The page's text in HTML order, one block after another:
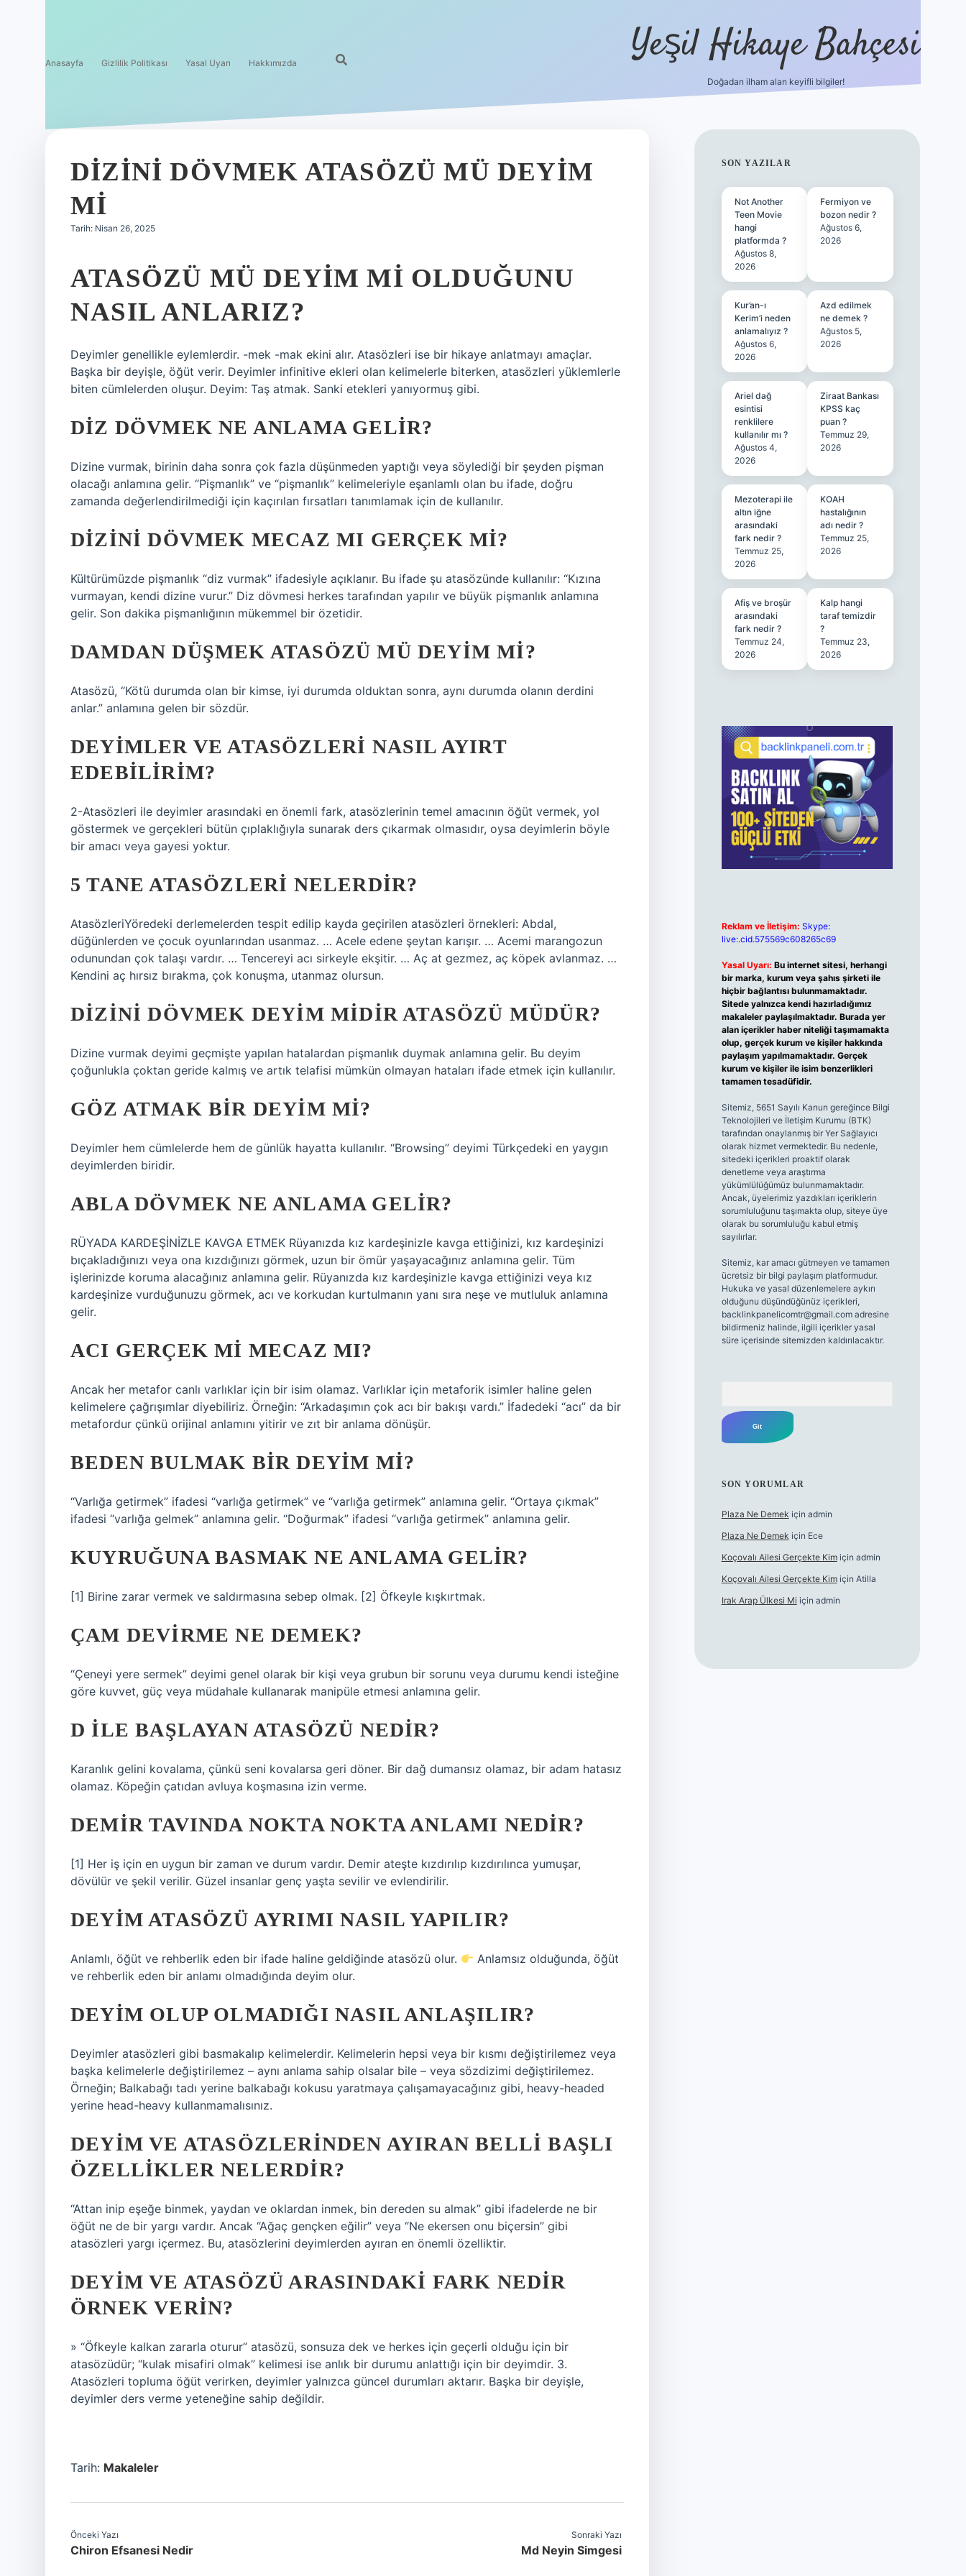
Anasayfa Gizlilik Politikası Yasal Uyarı Hakkımızda Yeşil Hikaye Bahçesi
Doğadan ilham alan keyifli bilgiler!
DIZINI DÖVMEK ATASÖZÜ MÜ DEYIM
MI
Tarih: Nisan 26, 2025
ATASÖZÜ MÜ DEYIM MI OLDUĞUNU
NASIL ANLARIZ?
Deyimler genellikle eylemlerdir. -mek -mak ekini alır. Atasözleri ise bir hikaye anlatmayı amaçlar.
Başka bir deyişle, öğüt verir. Deyimler infinitive ekleri olan kelimelerle biterken, atasözleri yüklemlerle
biten cümlelerden oluşur. Deyim: Taş atmak. Sanki etekleri yanıyormuş gibi.
DIZ DÖVMEK NE ANLAMA GELIR?
Dizine vurmak, birinin daha sonra çok fazla düşünmeden yaptığı veya söylediği bir şeyden pişman
olacağı anlamına gelir. “Pişmanlık” ve “pişmanlık” kelimeleriyle eşanlamlı olan bu ifade, doğru
zamanda değerlendirilmediği için kaçırılan fırsatları tanımlamak için de kullanılır.
DIZINI DÖVMEK MECAZ MI GERÇEK MI?
Kültürümüzde pişmanlık “diz vurmak” ifadesiyle açıklanır. Bu ifade şu atasözünde kullanılır: “Kızına
vurmayan, kendi dizine vurur.” Diz dövmesi herkes tarafından yapılır ve büyük pişmanlık anlamına
gelir. Son dakika pişmanlığının mükemmel bir özetidir.
DAMDAN DÜŞMEK ATASÖZÜ MÜ DEYIM MI?
Atasözü, “Kötü durumda olan bir kimse, iyi durumda olduktan sonra, aynı durumda olanın derdini
anlar.” anlamına gelen bir sözdür.
DEYIMLER VE ATASÖZLERI NASIL AYIRT
EDEBILIRIM?
2-Atasözleri ile deyimler arasındaki en önemli fark, atasözlerinin temel amacının öğüt vermek, yol
göstermek ve gerçekleri bütün çıplaklığıyla sunarak ders çıkarmak olmasıdır, oysa deyimlerin böyle
bir amacı veya gayesi yoktur.
5 TANE ATASÖZLERI NELERDIR?
AtasözleriYöredeki derlemelerden tespit edilip kayda geçirilen atasözleri örnekleri: Abdal,
düğünlerden ve çocuk oyunlarından usanmaz. … Acele edene şeytan karışır. … Acemi marangozun
odunundan çok talaşı vardır. … Tencereyi acı sirkeyle ekşitir. … Aç at gezmez, aç köpek avlanmaz. …
Kendini aç hırsız bırakma, çok konuşma, utanmaz olursun.
DIZINI DÖVMEK DEYIM MIDIR ATASÖZÜ MÜDÜR?
Dizine vurmak deyimi geçmişte yapılan hatalardan pişmanlık duymak anlamına gelir. Bu deyim
çoğunlukla çoktan geride kalmış ve artık telafisi mümkün olmayan hataları ifade etmek için kullanılır.
GÖZ ATMAK BIR DEYIM MI?
Deyimler hem cümlelerde hem de günlük hayatta kullanılır. “Browsing” deyimi Türkçedeki en yaygın
deyimlerden biridir.
ABLA DÖVMEK NE ANLAMA GELIR?
RÜYADA KARDEŞİNİZLE KAVGA ETMEK Rüyanızda kız kardeşinizle kavga ettiğinizi, kız kardeşinizi
bıçakladığınızı veya ona kızdığınızı görmek, uzun bir ömür yaşayacağınız anlamına gelir. Tüm
işlerinizde koruma alacağınız anlamına gelir. Rüyanızda kız kardeşinizle kavga ettiğinizi veya kız
kardeşinize vurduğunuzu görmek, acı ve korkudan kurtulmanın yanı sıra neşe ve mutluluk anlamına
gelir.
ACI GERÇEK MI MECAZ MI?
Ancak her metafor canlı varlıklar için bir isim olamaz. Varlıklar için metaforik isimler haline gelen
kelimelere çağrışımlar diyebiliriz. Örneğin: “Arkadaşımın çok acı bir bakışı vardı.” İfadedeki “acı” da bir
metafordur çünkü orijinal anlamını yitirir ve zıt bir anlama dönüşür.
BEDEN BULMAK BIR DEYIM MI?
“Varlığa getirmek” ifadesi “varlığa getirmek” ve “varlığa getirmek” anlamına gelir. “Ortaya çıkmak”
ifadesi “varlığa gelmek” anlamına gelir. “Doğurmak” ifadesi “varlığa getirmek” anlamına gelir.
KUYRUĞUNA BASMAK NE ANLAMA GELIR?
[1] Birine zarar vermek ve saldırmasına sebep olmak. [2] Öfkeyle kışkırtmak.
ÇAM DEVIRME NE DEMEK?
“Çeneyi yere sermek” deyimi genel olarak bir kişi veya grubun bir sorunu veya durumu kendi isteğine
göre kuvvet, güç veya müdahale kullanarak manipüle etmesi anlamına gelir.
D ILE BAŞLAYAN ATASÖZÜ NEDIR?
Karanlık gelini kovalama, çünkü seni kovalarsa geri döner. Bir dağ dumansız olamaz, bir adam hatasız
olamaz. Köpeğin çatıdan avluya koşmasına izin verme.
DEMIR TAVINDA NOKTA NOKTA ANLAMI NEDIR?
[1] Her iş için en uygun bir zaman ve durum vardır. Demir ateşte kızdırılıp kızdırılınca yumuşar,
dövülür ve şekil verilir. Güzel insanlar genç yaşta sevilir ve evlendirilir.
DEYIM ATASÖZÜ AYRIMI NASIL YAPILIR?
Anlamlı, öğüt ve rehberlik eden bir ifade haline geldiğinde atasözü olur.
Anlamsız olduğunda, öğüt
ve rehberlik eden bir anlamı olmadığında deyim olur.
DEYIM OLUP OLMADIĞI NASIL ANLAŞILIR?
Deyimler atasözleri gibi basmakalıp kelimelerdir. Kelimelerin hepsi veya bir kısmı değiştirilemez veya
başka kelimelerle değiştirilemez – aynı anlama sahip olsalar bile – veya sözdizimi değiştirilemez.
Örneğin; Balkabağı tadı yerine balkabağı kokusu yaratmaya çalışamayacağınız gibi, heavy-headed
yerine head-heavy kullanmamalısınız.
DEYIM VE ATASÖZLERINDEN AYIRAN BELLI BAŞLI
ÖZELLIKLER NELERDIR?
“Attan inip eşeğe binmek, yaydan ve oklardan inmek, bin dereden su almak” gibi ifadelerde ne bir
öğüt ne de bir yargı vardır. Ancak “Ağaç gençken eğilir” veya “Ne ekersen onu biçersin” gibi
atasözleri yargı içermez. Bu, atasözlerini deyimlerden ayıran en önemli özelliktir.
DEYIM VE ATASÖZÜ ARASINDAKI FARK NEDIR
ÖRNEK VERIN?
» “Öfkeyle kalkan zararla oturur” atasözü, sonsuza dek ve herkes için geçerli olduğu için bir
atasözüdür; “kulak misafiri olmak” kelimesi ise anlık bir durumu anlattığı için bir deyimdir. 3.
Atasözleri topluma öğüt verirken, deyimler yalnızca güncel durumları aktarır. Başka bir deyişle,
deyimler ders verme yeteneğine sahip değildir.
Tarih: Makaleler
Önceki Yazı
Chiron Efsanesi Nedir
Sonraki Yazı
Md Neyin Simgesi
SIDEBAR
SON YAZILAR
Not Another
Teen Movie
hangi
platformda ?
Ağustos 8,
2026
Fermiyon ve
bozon nedir ?
Ağustos 6,
2026
Kur’an-ı
Kerim’i neden
anlamalıyız ?
Ağustos 6,
2026
Azd edilmek
ne demek ?
Ağustos 5,
2026
Ariel dağ
esintisi
renklilere
kullanılır mı ?
Ağustos 4,
2026
Ziraat Bankası
KPSS kaç
puan ?
Temmuz 29,
2026
Mezoterapi ile
altın iğne
arasındaki
fark nedir ?
Temmuz 25,
2026
KOAH
hastalığının
adı nedir ?
Temmuz 25,
2026
Afiş ve broşür
arasındaki
fark nedir ?
Temmuz 24,
2026
Kalp hangi
taraf temizdir
?
Temmuz 23,
2026
Reklam ve İletişim: Skype:
live:.cid.575569c608265c69
Yasal Uyarı: Bu internet sitesi, herhangi
bir marka, kurum veya şahıs şirketi ile
hiçbir bağlantısı bulunmamaktadır.
Sitede yalnızca kendi hazırladığımız
makaleler paylaşılmaktadır. Burada yer
alan içerikler haber niteliği taşımamakta
olup, gerçek kurum ve kişiler hakkında
paylaşım yapılmamaktadır. Gerçek
kurum ve kişiler ile isim benzerlikleri
tamamen tesadüfidir.
Sitemiz, 5651 Sayılı Kanun gereğince Bilgi
Teknolojileri ve İletişim Kurumu (BTK)
tarafından onaylanmış bir Yer Sağlayıcı
olarak hizmet vermektedir. Bu nedenle,
sitedeki içerikleri proaktif olarak
denetleme veya araştırma
yükümlülüğümüz bulunmamaktadır.
Ancak, üyelerimiz yazdıkları içeriklerin
sorumluluğunu taşımakta olup, siteye üye
olarak bu sorumluluğu kabul etmiş
sayılırlar.
Sitemiz, kar amacı gütmeyen ve tamamen
ücretsiz bir bilgi paylaşım platformudur.
Hukuka ve yasal düzenlemelere aykırı
olduğunu düşündüğünüz içerikleri,
backlinkpanelicomtr@gmail.comadresine
bildirmeniz halinde, ilgili içerikler yasal
süre içerisinde sitemizden kaldırılacaktır.
SON YORUMLAR
Plaza Ne Demek için admin
Plaza Ne Demek için Ece
Koçovalı Ailesi Gerçekte Kimiçin admin
Koçovalı Ailesi Gerçekte Kimiçin Atilla
Irak Arap Ülkesi Mi için admin
ilbet mobil